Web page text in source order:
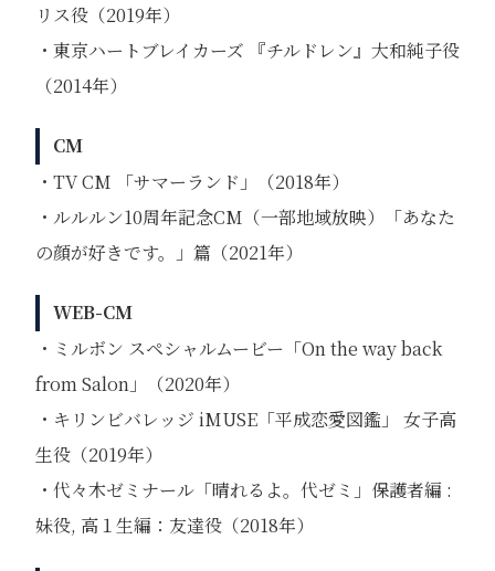
リス役（2019年）
・東京ハートブレイカーズ 『チルドレン』⼤和純⼦役
（2014年）
CM
・TV CM 「サマーランド」（2018年）
・ルルルン10周年記念CM（一部地域放映）「あなた
の顔が好きです。」篇（2021年）
WEB-CM
・ミルボン スペシャルムービー「On the way back
from Salon」（2020年）
・キリンビバレッジ iMUSE「平成恋愛図鑑」 ⼥⼦⾼
⽣役（2019年）
・代々木ゼミナール「晴れるよ。代ゼミ」保護者編 :
妹役, 高１生編：友達役（2018年）